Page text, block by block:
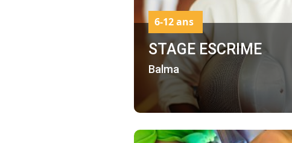
STAGE ESCRIME
Balma
6-12 ans